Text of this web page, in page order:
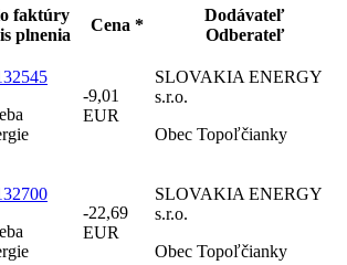
faktúry
plnenia
Cena *
Dodávateľ
Odberateľ
-9,01
EUR
SLOVAKIA ENERGY
s.r.o.
Obec Topoľčianky
-22,69
EUR
SLOVAKIA ENERGY
s.r.o.
Obec Topoľčianky